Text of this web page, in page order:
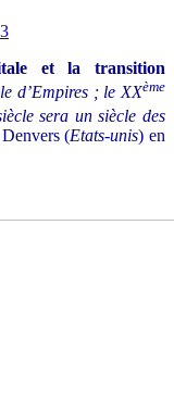
et la transition
d’Empires ; le XXème
sera un siècle des
(Etats-unis) en